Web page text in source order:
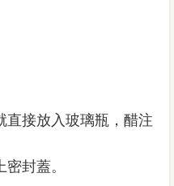
直接放入玻璃瓶，醋注
密封蓋。